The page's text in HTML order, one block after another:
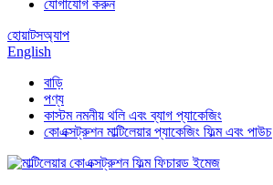
যোগাযোগ করুন
হোয়াটসঅ্যাপ
English
বাড়ি
পণ্য
কাস্টম নমনীয় থলি এবং ব্যাগ প্যাকেজিং
কোএক্সট্রুশন মাল্টিলেয়ার প্যাকেজিং ফিল্ম এবং পাউচ